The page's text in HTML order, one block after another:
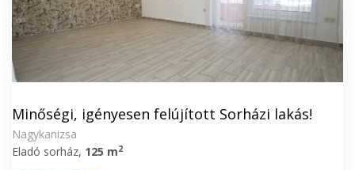
Minőségi, igényesen felújított Sorházi lakás!
Nagykanizsa
Eladó sorház, 125 m2